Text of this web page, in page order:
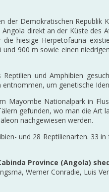
der Demokratischen
direkt an der Küste
hiesige Herpetofauna
900 m sowie einen
und Amphibien
um genetische
Nationalpark in
gefunden, wo man die
nachgewiesen werden.
und 28 Reptilienarten. 33
Province (Angola)
Werner Conradie, Luis